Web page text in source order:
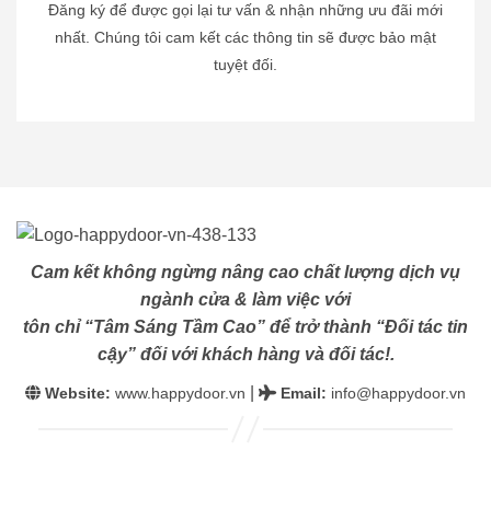
Đăng ký để được gọi lại tư vấn & nhận những ưu đãi mới
nhất. Chúng tôi cam kết các thông tin sẽ được bảo mật
tuyệt đối.
Cam kết không ngừng nâng cao chất lượng dịch vụ
ngành cửa & làm việc với
tôn chỉ “Tâm Sáng Tầm Cao” để trở thành “Đối tác tin
cậy” đối với khách hàng và đối tác!.
Website: www.happydoor.vn Email: info@happydoor.vn